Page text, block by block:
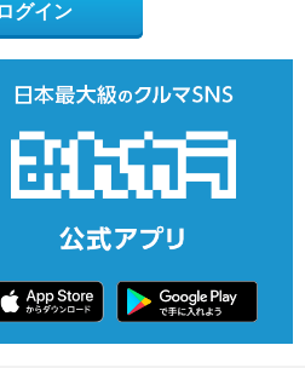
ログイン